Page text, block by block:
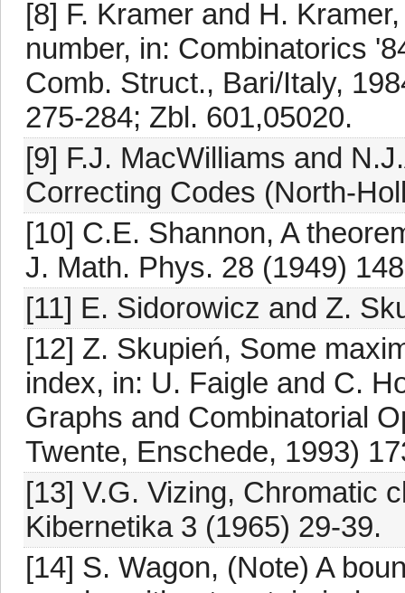
[8] F. Kramer and H.
number, in: Combinatorics
Comb. Struct., Bari/Italy,
275-284; Zbl. 601,05020.
[9] F.J. MacWilliams and
Correcting Codes (North-
[10] C.E. Shannon, A
J. Math. Phys. 28 (1949)
[11] E. Sidorowicz and Z.
[12] Z. Skupień, Some
index, in: U. Faigle and C.
Graphs and Combinatorial
Twente, Enschede, 1993)
[13] V.G. Vizing, Chromatic
Kibernetika 3 (1965) 29-39.
[14] S. Wagon, (Note) A